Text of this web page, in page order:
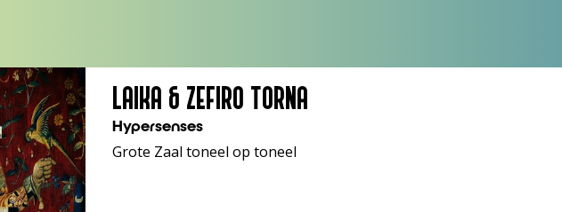
LAIKA & ZEFIRO TORNA
Hypersenses
Grote Zaal toneel op toneel